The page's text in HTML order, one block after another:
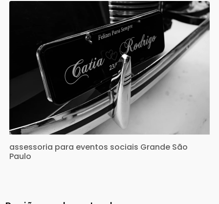
assessoria para eventos sociais Grande São
Paulo